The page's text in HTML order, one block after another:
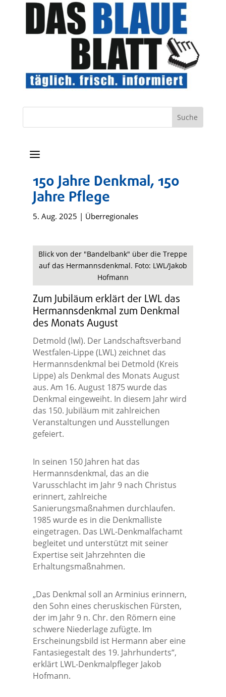
a
150 Jahre Denkmal, 150
Jahre Pflege
5. Aug. 2025 | Überregionales
Blick von der "Bandelbank" über die Treppe
auf das Hermannsdenkmal. Foto: LWL/Jakob
Hofmann
Zum Jubiläum erklärt der LWL das
Hermannsdenkmal zum Denkmal
des Monats August
Detmold (lwl). Der Landschaftsverband
Westfalen-Lippe (LWL) zeichnet das
Hermannsdenkmal bei Detmold (Kreis
Lippe) als Denkmal des Monats August
aus. Am 16. August 1875 wurde das
Denkmal eingeweiht. In diesem Jahr wird
das 150. Jubiläum mit zahlreichen
Veranstaltungen und Ausstellungen
gefeiert.
In seinen 150 Jahren hat das
Hermannsdenkmal, das an die
Varusschlacht im Jahr 9 nach Christus
erinnert, zahlreiche
Sanierungsmaßnahmen durchlaufen.
1985 wurde es in die Denkmalliste
eingetragen. Das LWL-Denkmalfachamt
begleitet und unterstützt mit seiner
Expertise seit Jahrzehnten die
Erhaltungsmaßnahmen.
„Das Denkmal soll an Arminius erinnern,
den Sohn eines cheruskischen Fürsten,
der im Jahr 9 n. Chr. den Römern eine
schwere Niederlage zufügte. Im
Erscheinungsbild ist Hermann aber eine
Fantasiegestalt des 19. Jahrhunderts“,
erklärt LWL-Denkmalpfleger Jakob
Hofmann.